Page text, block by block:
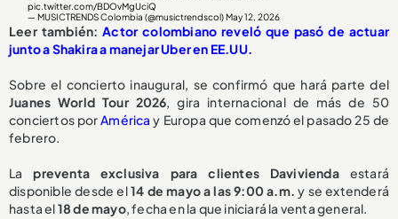
pic.twitter.com/BDOvMgUciQ
— MUSICTRENDS Colombia (@musictrendscol) May 12, 2026
Leer también:Actor colombiano reveló que pasó de actuar
junto a Shakira a manejar Uber en EE.UU.
Sobre el concierto inaugural, se confirmó que hará parte del
Juanes World Tour 2026, gira internacional de más de 50
conciertos porAméricay Europa que comenzó el pasado 25 de
febrero.
Lapreventa exclusiva para clientes Daviviendaestará
disponible desde el14 de mayo a las 9:00 a.m. y se extenderá
hasta el18 de mayo, fecha en la que iniciará la venta general.